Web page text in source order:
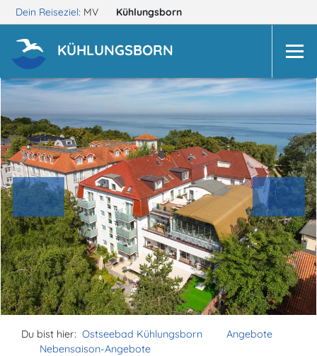
Dein Reiseziel: MV Kühlungsborn
KÜHLUNGSBORN
Du bist hier: Ostseebad Kühlungsborn
Angebote
Nebensaison-Angebote